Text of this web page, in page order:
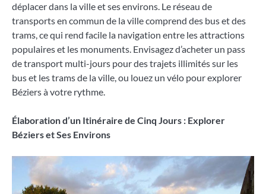
déplacer dans la ville et ses environs. Le réseau de
transports en commun de la ville comprend des bus et des
trams, ce qui rend facile la navigation entre les attractions
populaires et les monuments. Envisagez d’acheter un pass
de transport multi-jours pour des trajets illimités sur les
bus et les trams de la ville, ou louez un vélo pour explorer
Béziers à votre rythme.
Élaboration d’un Itinéraire de Cinq Jours : Explorer
Béziers et Ses Environs